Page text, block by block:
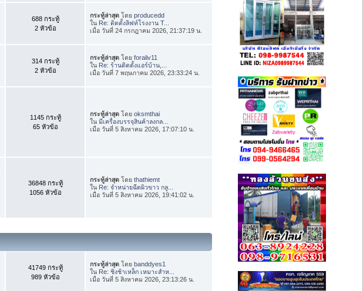
688 กระทู้
2 หัวข้อ
กระทู้ล่าสุด โดยproducedd
ใน Re: ติดตั้งลิฟท์โรงงาน T...
เมื่อ วันที่ 24 กรกฎาคม 2026, 21:37:19 น.
314 กระทู้
2 หัวข้อ
กระทู้ล่าสุด โดยforaliv11
ใน Re: ร้านติดตั้งแอร์บ้าน,...
เมื่อ วันที่ 7 พฤษภาคม 2026, 23:33:24 น.
1145 กระทู้
65 หัวข้อ
กระทู้ล่าสุด โดยoksmthai
ในมีเครื่องบรรจุสินค้าลงกล...
เมื่อ วันที่ 5 สิงหาคม 2026, 17:07:10 น.
36848 กระทู้
1056 หัวข้อ
กระทู้ล่าสุด โดยthathiemt
ใน Re: จำหน่ายฉีดผิวขาว กลู...
เมื่อ วันที่ 5 สิงหาคม 2026, 19:41:02 น.
41749 กระทู้
989 หัวข้อ
กระทู้ล่าสุด โดยbanddyes1
ใน Re: ชิงช้าเหล็ก เหมาะสำห...
เมื่อ วันที่ 5 สิงหาคม 2026, 23:13:26 น.